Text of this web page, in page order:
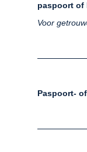
paspoort of
Voor
Paspoort-